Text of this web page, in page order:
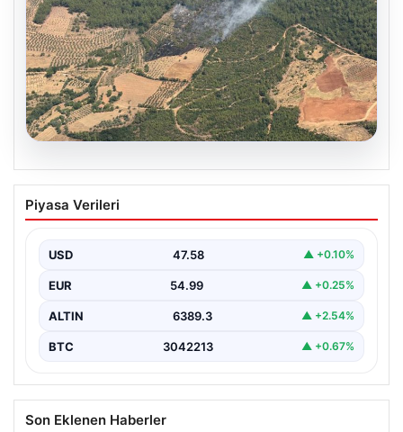
Muğla Yatağan’da orman yangını
Piyasa Verileri
USD 47.58 ▲ +0.10%
EUR 54.99 ▲ +0.25%
ALTIN 6389.3 ▲ +2.54%
BTC 3042213 ▲ +0.67%
Son Eklenen Haberler